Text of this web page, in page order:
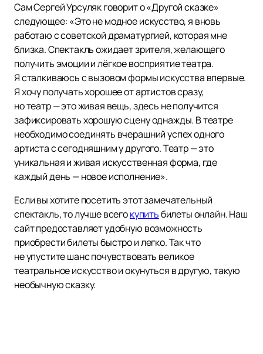
Сам Сергей Урсуляк говорит о «Другой сказке»
следующее: «Это не модное искусство, я вновь
работаю с советской драматургией, которая мне
близка. Спектакль ожидает зрителя, желающего
получить эмоции и лёгкое восприятие театра.
Я сталкиваюсь с вызовом формы искусства впервые.
Я хочу получать хорошее от артистов сразу,
но театр — это живая вещь, здесь не получится
зафиксировать хорошую сцену однажды. В театре
необходимо соединять вчерашний успех одного
артиста с сегодняшним у другого. Театр — это
уникальная и живая искусственная форма, где
каждый день — новое исполнение».
Если вы хотите посетить этот замечательный
спектакль, то лучше всегокупитьбилеты онлайн. Наш
сайт предоставляет удобную возможность
приобрести билеты быстро и легко. Так что
не упустите шанс почувствовать великое
театральное искусство и окунуться в другую, такую
необычную сказку.